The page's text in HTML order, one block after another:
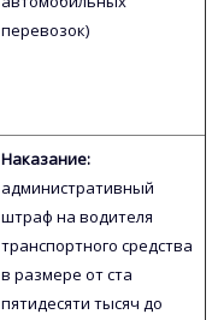
перевозок)
Наказание:
административный
штраф на водителя
транспортного средства
в размере от ста
пятидесяти тысяч до